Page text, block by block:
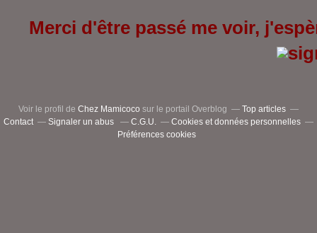
Merci d'être passé me voir,
Voir le profil de Chez Mamicoco sur le portail Overblog
Top articles
Contact
Signaler un abus C.G.U.
Cookies et données personnelles
Préférences cookies